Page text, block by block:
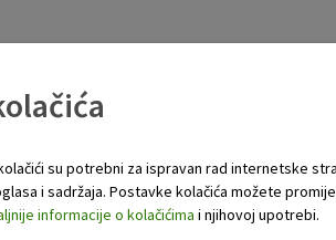
su potrebni za ispravan rad internetske
i sadržaja. Postavke kolačića možete
informacije o kolačićima i njihovoj upotrebi.